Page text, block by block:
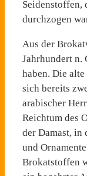
Seidenstoffen,
durchzogen
Aus der
Jahrhundert n.
haben. Die
sich bereits
arabischer
Reichtum des
der Damast, in
und
Brokatstoffen